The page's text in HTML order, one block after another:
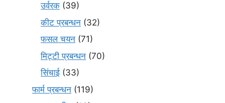
उर्वरक (39)
कीट प्रबन्धन (32)
फसल चयन (71)
मि‌ट्टी प्रबन्धन (70)
सिंचाई (33)
फार्म प्रबन्धन (119)